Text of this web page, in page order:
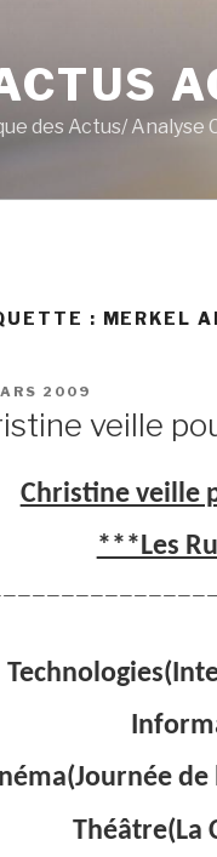
des Actus/ Analyse
: MERKEL
2009
veille
Christine veille
***Les
de
Théâtre(La